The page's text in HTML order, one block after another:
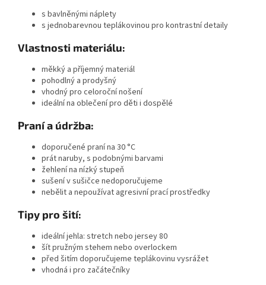
s bavlněnými náplety
s jednobarevnou teplákovinou pro kontrastní detaily
Vlastnosti materiálu:
měkký a příjemný materiál
pohodlný a prodyšný
vhodný pro celoroční nošení
ideální na oblečení pro děti i dospělé
Praní a údržba:
doporučené praní na 30 °C
prát naruby, s podobnými barvami
žehlení na nízký stupeň
sušení v sušičce nedoporučujeme
nebělit a nepoužívat agresivní prací prostředky
Tipy pro šití:
ideální jehla: stretch nebo jersey 80
šít pružným stehem nebo overlockem
před šitím doporučujeme teplákovinu vysrážet
vhodná i pro začátečníky